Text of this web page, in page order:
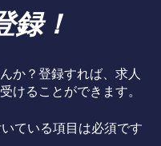
録！
か？登録すれば、求人
けることができます。
ている項目は必須です